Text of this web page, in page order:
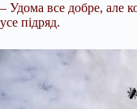
– Удома все добре, але
усе підряд.